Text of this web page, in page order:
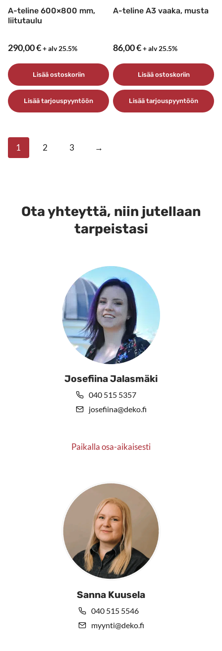
sivulla.
sivulla.
A-teline 600×800 mm,
liitutaulu
290,00€+ alv 25.5%
Lisää ostoskoriin
Lisää tarjouspyyntöön
A-teline A3 vaaka, musta
86,00€+ alv 25.5%
Lisää ostoskoriin
Lisää tarjouspyyntöön
1 2 3 →
Ota yhteyttä, niin jutellaan
tarpeistasi
Josefiina Jalasmäki
040 515 5357
josefiina@deko.fi
Paikalla osa-aikaisesti
Sanna Kuusela
040 515 5546
myynti@deko.fi